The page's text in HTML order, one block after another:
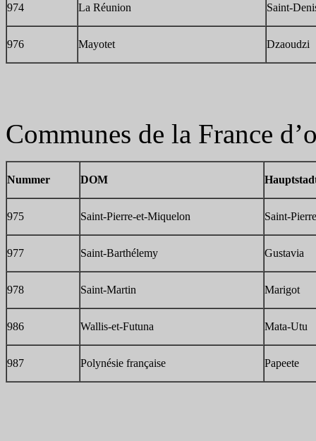
974 La Réunion Saint-
976 Mayotet Dzaoudzi
Communes de la France
Nummer DOM
975 Saint-Pierre-et-Miquelon Saint-Pierre
977 Saint-Barthélemy Gustavia
978 Saint-Martin Marigot
986 Wallis-et-Futuna Mata-Utu
987 Polynésie française Papeete